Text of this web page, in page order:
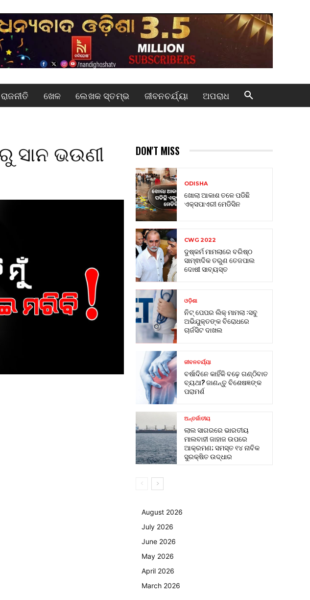
ରାଜନୀତି ଖେଳ ଲେଖକ ସ୍ତମ୍ଭ ଜୀବନଚର୍ଯ୍ୟା ଅପରାଧ
ସାନ ଭଉଣୀ
DON'T MISS
ODISHA
ଖୋଲା ଆକାଶ ତଳେ ପଡିଛି
ଏକ୍ସପାଏରୀ ମେଡିସିନ
CWG 2022
ଦୁଷ୍କର୍ମ ମାମଲାରେ ବରିଷ୍ଠ
ସାମ୍ଵାଦିକ ତରୁଣ ତେଜପାଲ
ଦୋଷୀ ସାବ୍ୟସ୍ତ
ଓଡ଼ିଶା
ନିଟ୍ ପେପର ଲିକ୍ ମାମଲା :ସବୁ
ଅଭିଯୁକ୍ତଙ୍କ ବିରୋଧରେ
ଚାର୍ଜସିଟ ଦାଖଲ
ଜୀବନଚର୍ଯ୍ୟା
ବର୍ଷାଦିନେ କାହିଁକି ବଢ଼େ ଗଣ୍ଠିବାତ
ବ୍ୟଥା? ଜାଣନ୍ତୁ ବିଶେଷଜ୍ଞଙ୍କ
ପରାମର୍ଶ
ଅନ୍ତର୍ଜାତୀୟ
ଲାଲ ସାଗରରେ ଭାରତୀୟ
ମାଲବାହୀ ଜାହାଜ ଉପରେ
ଆକ୍ରମଣ; ସମସ୍ତ ୧୪ ନାବିକ
ସୁରକ୍ଷିତ ଉଦ୍ଧାର
August 2026
July 2026
June 2026
May 2026
April 2026
March 2026